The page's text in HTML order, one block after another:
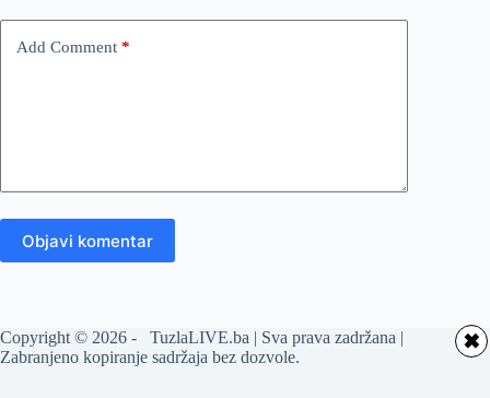
Add Comment *
Objavi komentar
Copyright © 2026 - TuzlaLIVE.ba | Sva prava zadržana |
Zabranjeno kopiranje sadržaja bez dozvole.
✖